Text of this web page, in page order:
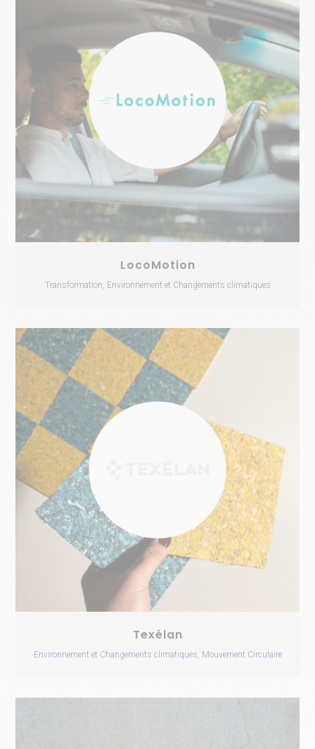
LocoMotion
Transformation, Environnement et Changements climatiques
Texélan
Environnement et Changements climatiques, Mouvement Circulaire